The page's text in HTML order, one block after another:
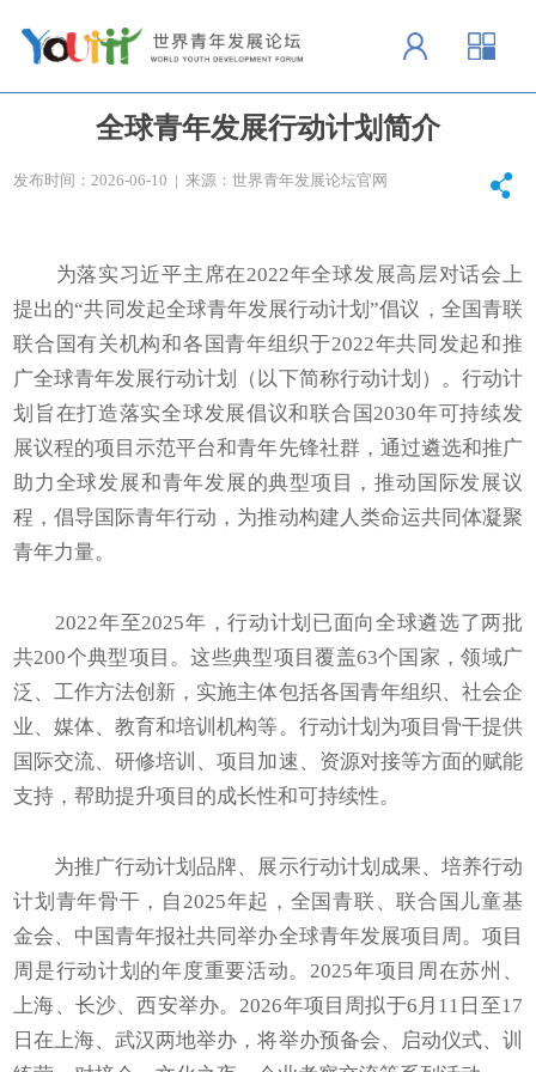
全球青年发展行动计划简介
发布时间：2026-06-10 | 来源：世界青年发展论坛官网
为落实习近平主席在2022年全球发展高层对话会上
提出的“共同发起全球青年发展行动计划”倡议，全国青联
联合国有关机构和各国青年组织于2022年共同发起和推
广全球青年发展行动计划（以下简称行动计划）。行动计
划旨在打造落实全球发展倡议和联合国2030年可持续发
展议程的项目示范平台和青年先锋社群，通过遴选和推广
助力全球发展和青年发展的典型项目，推动国际发展议
程，倡导国际青年行动，为推动构建人类命运共同体凝聚
青年力量。
2022年至2025年，行动计划已面向全球遴选了两批
共200个典型项目。这些典型项目覆盖63个国家，领域广
泛、工作方法创新，实施主体包括各国青年组织、社会企
业、媒体、教育和培训机构等。行动计划为项目骨干提供
国际交流、研修培训、项目加速、资源对接等方面的赋能
支持，帮助提升项目的成长性和可持续性。
为推广行动计划品牌、展示行动计划成果、培养行动
计划青年骨干，自2025年起，全国青联、联合国儿童基
金会、中国青年报社共同举办全球青年发展项目周。项目
周是行动计划的年度重要活动。2025年项目周在苏州、
上海、长沙、西安举办。2026年项目周拟于6月11日至17
日在上海、武汉两地举办，将举办预备会、启动仪式、训